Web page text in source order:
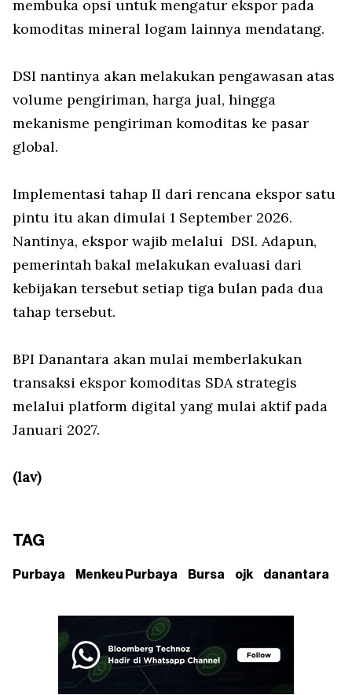
membuka opsi untuk mengatur ekspor pada
komoditas mineral logam lainnya mendatang.
DSI nantinya akan melakukan pengawasan atas
volume pengiriman, harga jual, hingga
mekanisme pengiriman komoditas ke pasar
global.
Implementasi tahap II dari rencana ekspor satu
pintu itu akan dimulai 1 September 2026.
Nantinya, ekspor wajib melalui DSI. Adapun,
pemerintah bakal melakukan evaluasi dari
kebijakan tersebut setiap tiga bulan pada dua
tahap tersebut.
BPI Danantara akan mulai memberlakukan
transaksi ekspor komoditas SDA strategis
melalui platform digital yang mulai aktif pada
Januari 2027.
(lav)
TAG
Purbaya Menkeu Purbaya Bursa ojk danantara